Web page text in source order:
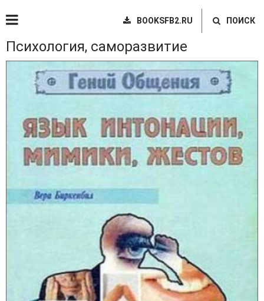
BOOKSFB2.RU ПОИСК
Психология, саморазвитие